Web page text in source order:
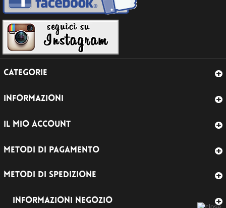
CATEGORIE
INFORMAZIONI
IL MIO ACCOUNT
METODI DI PAGAMENTO
METODI DI SPEDIZIONE
INFORMAZIONI NEGOZIO